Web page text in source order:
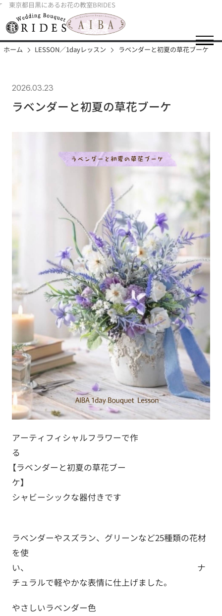
京都目黒にあるお花の教室BRIDES
ホーム LESSON／1dayレッスン ラベンダーと初夏の草花ブーケ
2026.03.23
ラベンダーと初夏の草花ブーケ
アーティフィシャルフラワーで作
【ラベンダーと初夏の草花ブー
ケ
シャビーシックな器付きです
ラベンダーやスズラン、グリーンなど25種類の花材
を使
い、 ナ
チュラルで軽やかな表情に仕上げました。
やさしいラベンダー色